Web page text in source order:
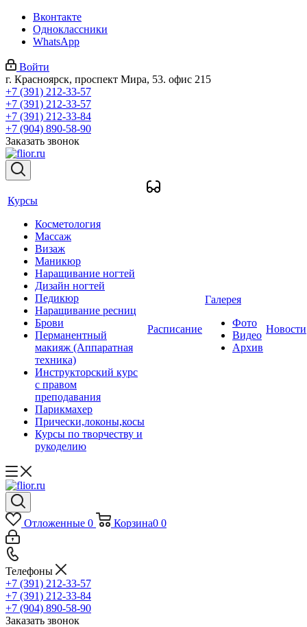
Вконтакте
Одноклассники
WhatsApp
Войти
г. Красноярск, проспект Мира, 53. офис 215
+7 (391) 212-33-57
+7 (391) 212-33-57
+7 (391) 212-33-84
+7 (904) 890-58-90
Заказать звонок
Курсы
Косметология
Массаж
Визаж
Маникюр
Наращивание ногтей
Дизайн ногтей
Педикюр
Наращивание ресниц
Брови
Перманентный
макияж (Аппаратная
техника)
Инструкторский курс
с правом
преподавания
Парикмахер
Прически,локоны,косы
Курсы по творчеству и
рукоделию
Расписание
Галерея
Фото
Видео
Архив
Новости
Отложенные 0 Корзина0 0
Телефоны
+7 (391) 212-33-57
+7 (391) 212-33-84
+7 (904) 890-58-90
Заказать звонок